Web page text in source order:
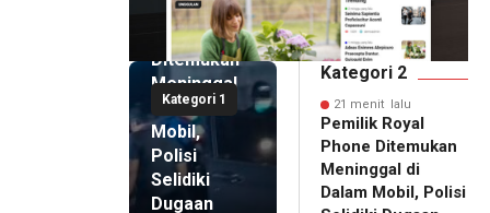
Kategori 1
Royal
Phone
Ditemukan
Meninggal
di Dalam
Mobil,
Polisi
Selidiki
Dugaan
Kategori 2
21 menit lalu
Pemilik Royal
Phone Ditemukan
Meninggal di
Dalam Mobil, Polisi